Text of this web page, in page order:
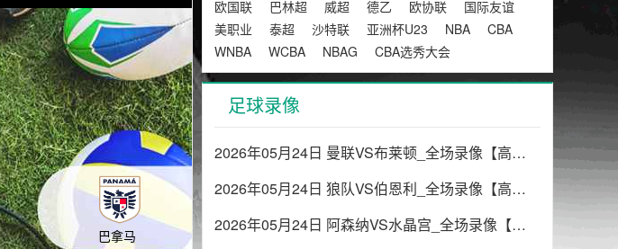
巴拿马
欧国联
巴林超 威超 德乙 欧协联
国际友谊
美职业
泰超 沙特联 亚洲杯U23 NBA
CBA
WNBA
WCBA NBAG CBA选秀大会
足球录像
2026年05月24日 曼联VS布莱顿_全场录像【高清回放】
2026年05月24日 狼队VS伯恩利_全场录像【高清回放】
2026年05月24日 阿森纳VS水晶宫_全场录像【高清回放】